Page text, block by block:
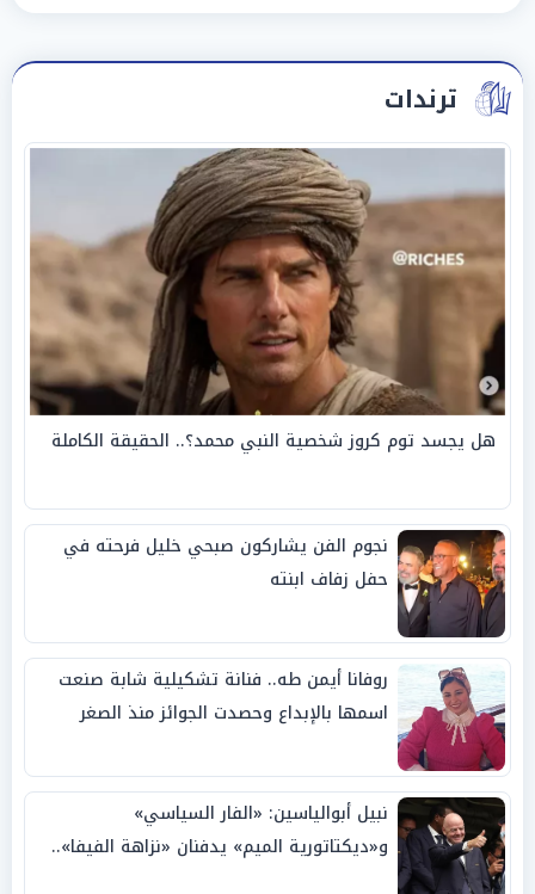
ترندات
هل يجسد توم كروز شخصية النبي محمد؟.. الحقيقة الكاملة
نجوم الفن يشاركون صبحي خليل فرحته في
حفل زفاف ابنته
روفانا أيمن طه.. فنانة تشكيلية شابة صنعت
اسمها بالإبداع وحصدت الجوائز منذ الصغر
نبيل أبوالياسين: «الفار السياسي»
و«ديكتاتورية الميم» يدفنان «نزاهة الفيفا»..